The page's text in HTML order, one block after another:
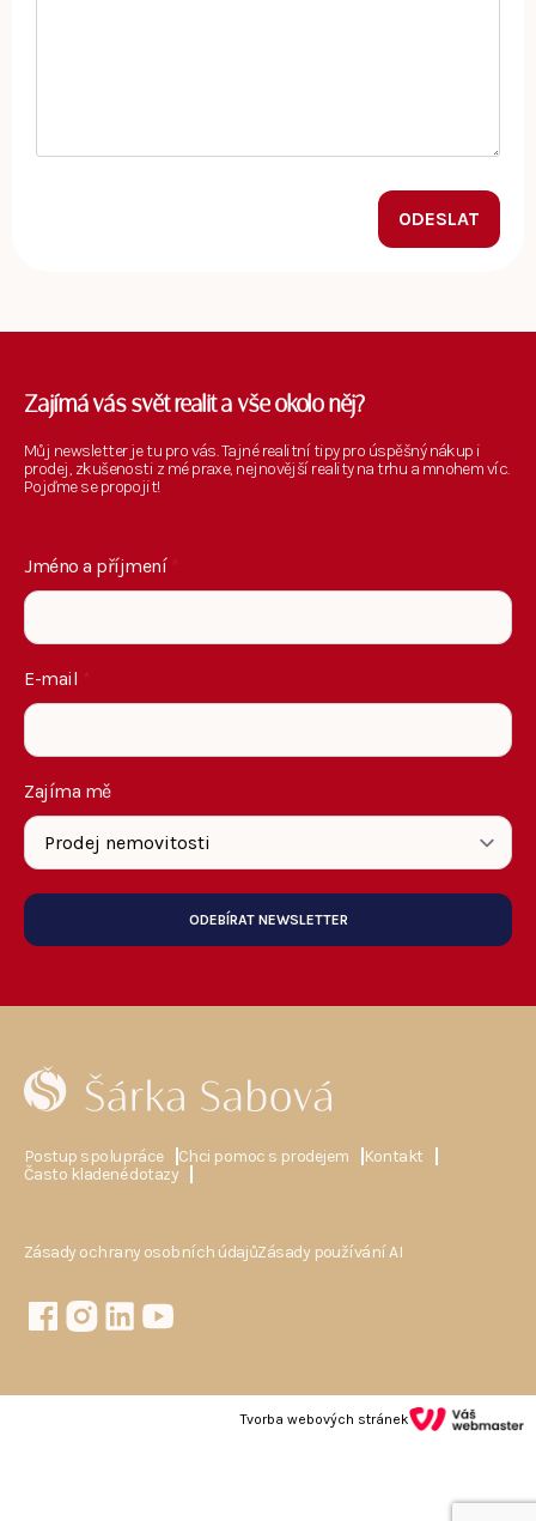
ODESLAT
Postup spolupráce Chci pomoc s prodejem
Kontakt
Často kladené dotazy
Zásady ochrany osobních údajůZásady používání AI
Zajímá vás svět realit a vše okolo něj?
Můj newsletter je tu pro vás. Tajné realitní tipy pro úspěšný nákup i
prodej, zkušenosti z mé praxe, nejnovější reality na trhu a mnohem víc.
Pojďme se propojit!
Jméno a příjmení
E-mail
Zajíma mě
ODEBÍRAT NEWSLETTER
Tvorba webových stránek